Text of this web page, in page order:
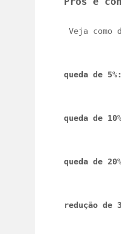
Veja como
queda de 5%:
queda de
queda de
redução de